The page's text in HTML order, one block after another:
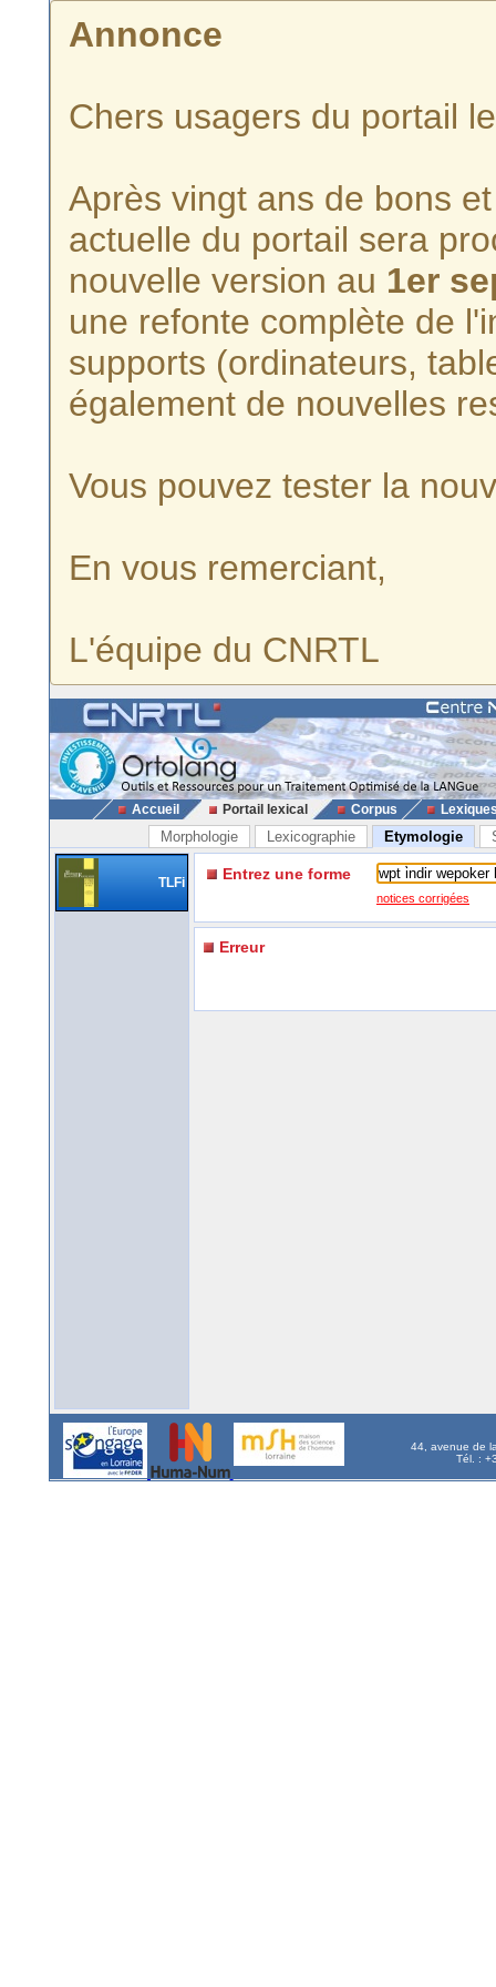
Annonce
Chers usagers du portail
Après vingt ans de bons
actuelle du portail sera
nouvelle version au 1er
une refonte complète de
supports (ordinateurs,
également de nouvelles
Vous pouvez tester la
En vous remerciant,
L'équipe du CNRTL
Accueil Portail lexical Corpus
Morphologie Lexicographie Etymologie
TLFi Entrez une forme
notices corrigées
Erreur
44, avenue de
Tél. :